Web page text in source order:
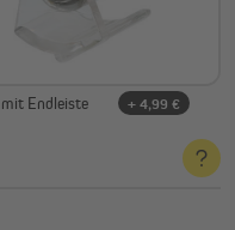
mit Endleiste + 4,99 €